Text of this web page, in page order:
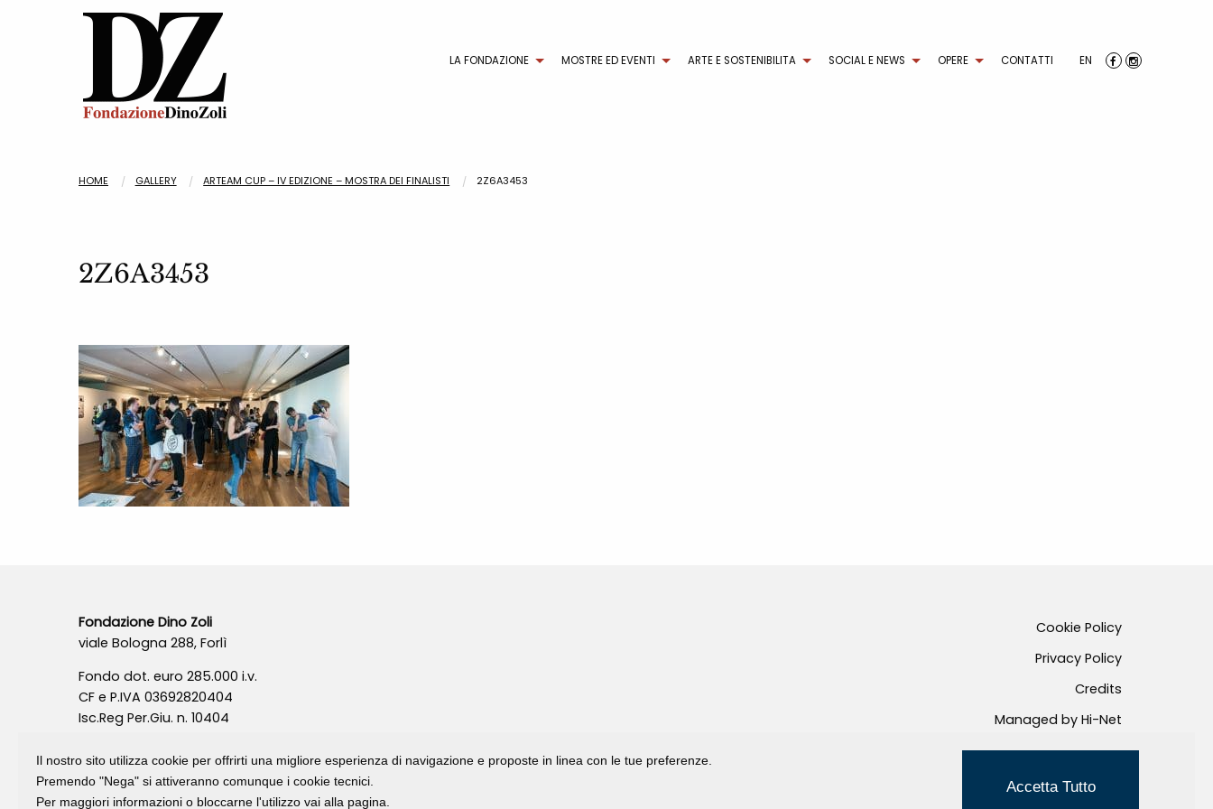
LA FONDAZIONE MOSTRE ED EVENTI ARTE E SOSTENIBILITA SOCIAL E NEWS OPERE CONTATTI EN
HOME GALLERY ARTEAM CUP – IV EDIZIONE – MOSTRA DEI FINALISTI 2Z6A3453
2Z6A3453
Fondazione Dino Zoli
viale Bologna 288, Forlì
Fondo dot. euro 285.000 i.v.
CF e P.IVA 03692820404
Isc.Reg Per.Giu. n. 10404
Cookie Policy
Privacy Policy
Credits
Managed by Hi-Net
Il nostro sito utilizza cookie per offrirti una migliore esperienza di navigazione e proposte in linea con le tue preferenze.
Premendo "Nega" si attiveranno comunque i cookie tecnici.
Per maggiori informazioni o bloccarne l'utilizzo vai alla pagina.
Accetta Tutto